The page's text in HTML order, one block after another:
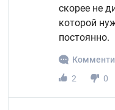
скорее не
которой
постоянно.
2
0